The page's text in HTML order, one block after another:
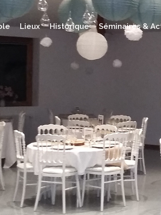
Lieux Historique Séminaires &